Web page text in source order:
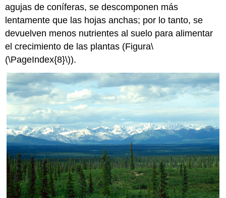
agujas de coníferas, se descomponen más
lentamente que las hojas anchas; por lo tanto, se
devuelven menos nutrientes al suelo para alimentar
el crecimiento de las plantas (Figura\
(\PageIndex{8}\)).